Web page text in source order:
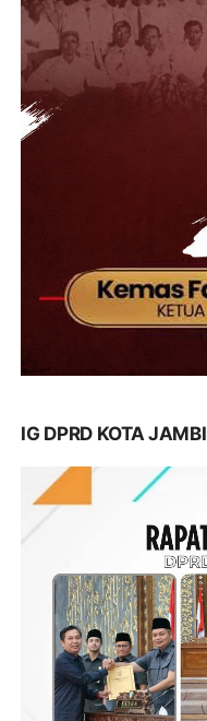
IG DPRD KOTA JAMBI